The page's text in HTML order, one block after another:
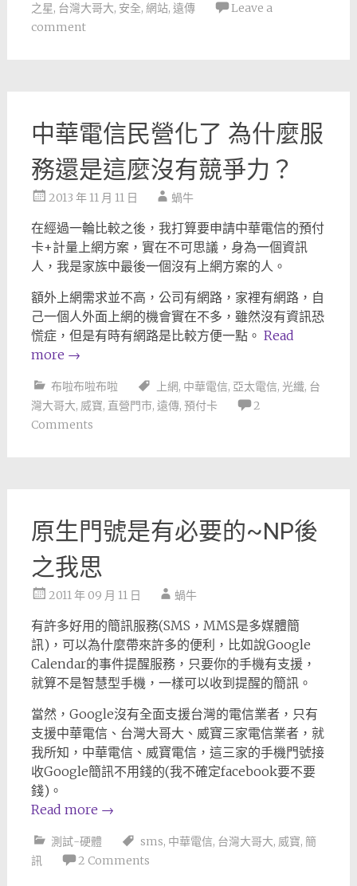
之星, 台灣大哥大, 安全, 網站, 遠傳
Leave a
comment
中華電信民營化了 為什麼服
務還是這麼沒有競爭力？
2013 年 11 月 11 日 蝸牛
在經過一輪比較之後，我打算要申請中華電信的預付
卡+計量上網方案，實在不可思議，身為一個資訊
人，我是家族中最後一個沒有上網方案的人。
額外上網需求並不高，公司有網路，家裡有網路，自
己一個人外面上網的機會實在不多，雖然沒有資訊恐
慌症，但是有時有網路是比較方便一點。 Read
more →
布啦布啦布啦 上網, 中華電信, 亞太電信, 光纖, 台
灣大哥大, 威寶, 直營門市, 遠傳, 預付卡
2
Comments
原生門號是有必要的~NP後
之我思
2011 年 09 月 11 日 蝸牛
有許多好用的簡訊服務(SMS，MMS是多媒體簡
訊)，可以為什麼帶來許多的便利，比如說Google
Calendar的事件提醒服務，只要你的手機有支援，
就算不是智慧型手機，一樣可以收到提醒的簡訊。
當然，Google沒有全面支援台灣的電信業者，只有
支援中華電信、台灣大哥大、威寶三家電信業者，就
我所知，中華電信、威寶電信，這三家的手機門號接
收Google簡訊不用錢的(我不確定facebook要不要
錢)。
Read more →
測試-硬體 sms, 中華電信, 台灣大哥大, 威寶, 簡
訊
2 Comments